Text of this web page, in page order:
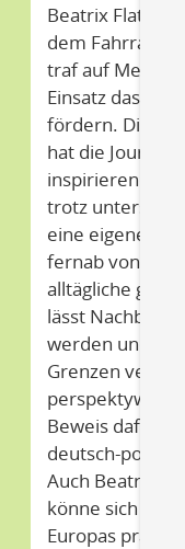
Beatrix Flatt
dem Fahrrad
traf auf
Einsatz das
fördern. Dieses
hat die
inspirierenden
trotz
eine eigene
fernab von
alltägliche
lässt Nachbarn
werden und die
Grenzen
perspektywa ist
Beweis dafür,
deutsch-
Auch Beatrix
könne sich
Europas